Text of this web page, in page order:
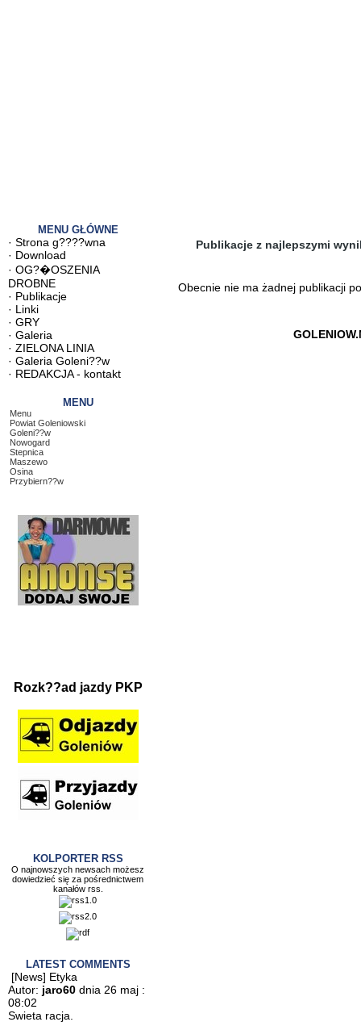
MENU GŁÓWNE
· Strona g????wna
· Download
· OG?�OSZENIA
DROBNE
· Publikacje
· Linki
· GRY
· Galeria
· ZIELONA LINIA
· Galeria Goleni??w
· REDAKCJA - kontakt
MENU
Menu
Powiat Goleniowski
Goleni??w
Nowogard
Stepnica
Maszewo
Osina
Przybiern??w
Rozk??ad jazdy PKP
KOLPORTER RSS
O najnowszych newsach możesz
dowiedzieć się za pośrednictwem
kanałów rss.
LATEST COMMENTS
[News] Etyka
Autor: jaro60 dnia 26 maj :
08:02
Swieta racja.
Publikacje z najlepszymi
Obecnie nie ma żadnej publikacji